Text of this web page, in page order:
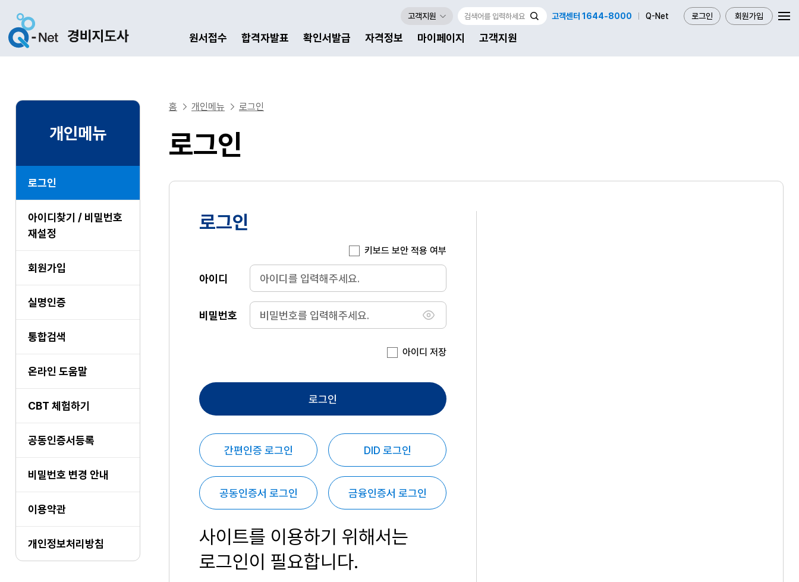
원서접수 합격자발표 확인서발급 자격정보 마이페이지 고객지원
로그인 회원가입
고객센터 1644-8000 Q-Net
고객지원
개인메뉴
로그인
아이디찾기 / 비밀번호
재설정
회원가입
실명인증
통합검색
온라인 도움말
CBT 체험하기
공동인증서등록
비밀번호 변경 안내
이용약관
개인정보처리방침
홈 개인메뉴 로그인
로그인
로그인
키보드 보안 적용 여부
아이디
비밀번호
아이디 저장
로그인
간편인증 로그인 DID 로그인
공동인증서 로그인 금융인증서 로그인
사이트를 이용하기 위해서는
로그인이 필요합니다.